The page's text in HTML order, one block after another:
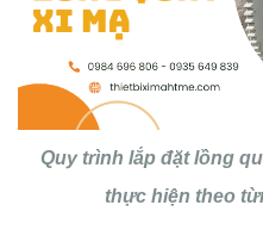
Quy trình lắp đặt lồng
thực hiện theo